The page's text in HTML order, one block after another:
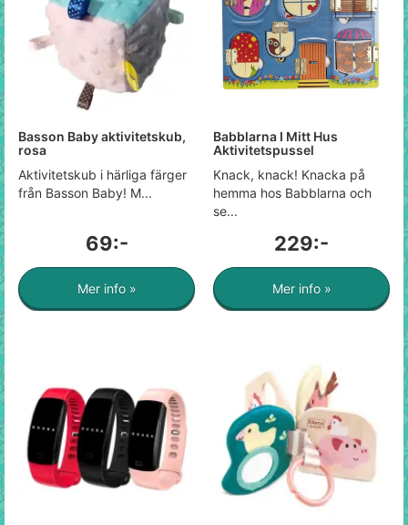
Basson Baby aktivitetskub,
rosa
Aktivitetskub i härliga färger
från Basson Baby! M...
69:-
Mer info »
Babblarna I Mitt Hus
Aktivitetspussel
Knack, knack! Knacka på
hemma hos Babblarna och
se...
229:-
Mer info »